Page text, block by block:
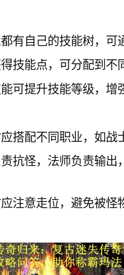
有自己的技能树，可
技能点，可分配到不
可提升技能等级，增
搭配不同职业，如战
抗怪，法师负责输出
注意走位，避免被怪